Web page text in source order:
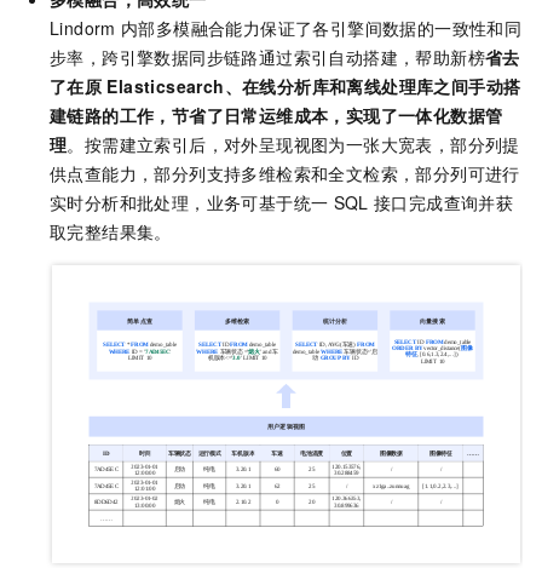
Lindorm 内部多模融合能力保证了各引擎间数据的一致性和同
步率，跨引擎数据同步链路通过索引自动搭建，帮助新榜省去
了在原 Elasticsearch、在线分析库和离线处理库之间手动搭
建链路的工作，节省了日常运维成本，实现了一体化数据管
理。按需建立索引后，对外呈现视图为一张大宽表，部分列提
供点查能力，部分列支持多维检索和全文检索，部分列可进行
实时分析和批处理，业务可基于统一 SQL 接口完成查询并获
取完整结果集。